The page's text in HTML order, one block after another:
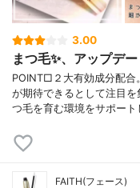
3.00
まつ毛✨、アップデ
POINT□２大有効成分配合
が期待できるとして注目
つ毛を育む環境をサポー
FAITH(フェース)